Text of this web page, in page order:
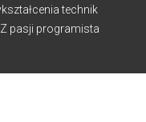
technik
pasji programista